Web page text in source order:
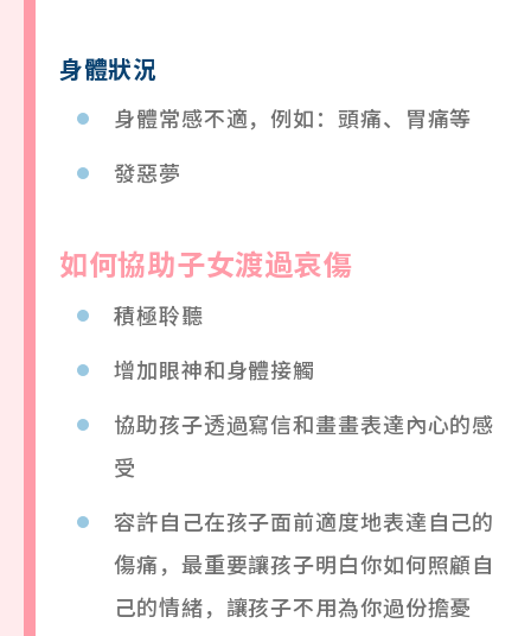
身體狀況
身體常感不適，例如：頭痛、胃痛等
發惡夢
如何協助子女渡過哀傷
積極聆聽
增加眼神和身體接觸
協助孩子透過寫信和畫畫表達內心的感
受
容許自己在孩子面前適度地表達自己的
傷痛，最重要讓孩子明白你如何照顧自
己的情緒，讓孩子不用為你過份擔憂